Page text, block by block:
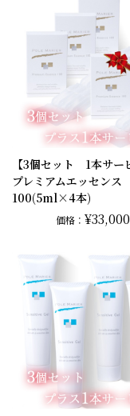
【3個セット 1本サー
プレミアムエッセンス
100(5ml×4本)
価格：¥33,000